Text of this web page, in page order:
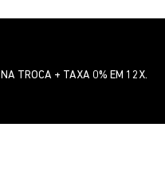
NA TROCA + TAXA 0% EM 12X.